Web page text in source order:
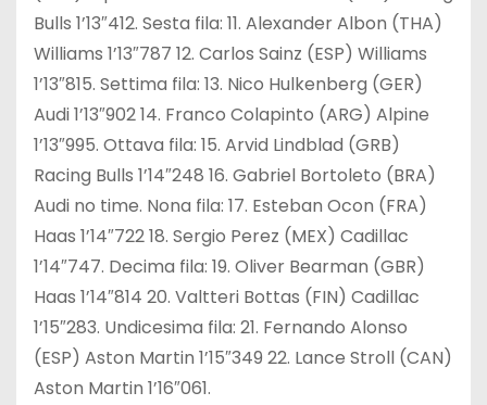
Bulls 1’13″412. Sesta fila: 11. Alexander Albon (THA)
Williams 1’13″787 12. Carlos Sainz (ESP) Williams
1’13″815. Settima fila: 13. Nico Hulkenberg (GER)
Audi 1’13″902 14. Franco Colapinto (ARG) Alpine
1’13″995. Ottava fila: 15. Arvid Lindblad (GRB)
Racing Bulls 1’14″248 16. Gabriel Bortoleto (BRA)
Audi no time. Nona fila: 17. Esteban Ocon (FRA)
Haas 1’14″722 18. Sergio Perez (MEX) Cadillac
1’14″747. Decima fila: 19. Oliver Bearman (GBR)
Haas 1’14″814 20. Valtteri Bottas (FIN) Cadillac
1’15″283. Undicesima fila: 21. Fernando Alonso
(ESP) Aston Martin 1’15″349 22. Lance Stroll (CAN)
Aston Martin 1’16″061.